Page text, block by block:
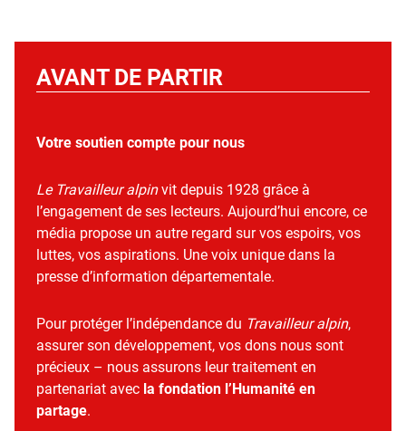
AVANT DE PARTIR
Votre soutien compte pour nous
Le Travailleur alpinvit depuis 1928 grâce à
l’engagement de ses lecteurs. Aujourd’hui encore, ce
média propose un autre regard sur vos espoirs, vos
luttes, vos aspirations. Une voix unique dans la
presse d’information départementale.
Pour protéger l’indépendance du Travailleur alpin,
assurer son développement, vos dons nous sont
précieux – nous assurons leur traitement en
partenariat avec la fondation l’Humanité en
partage.